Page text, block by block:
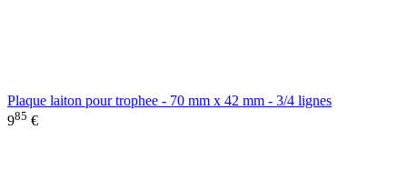
Plaque laiton pour trophee - 70 mm x 42 mm - 3/4 lignes
985 €